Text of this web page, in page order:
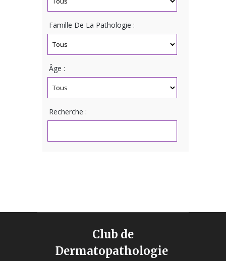
Famille De La Pathologie :
Âge :
Recherche :
Club de
Dermatopathologie